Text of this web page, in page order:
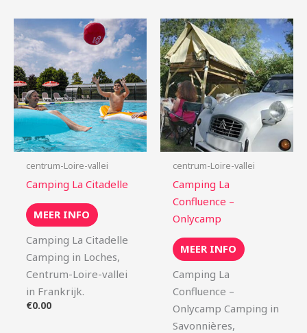
centrum-Loire-vallei
Camping La Citadelle
MEER INFO
Camping La Citadelle
Camping in Loches,
Centrum-Loire-vallei
in Frankrijk.
€0.00
centrum-Loire-vallei
Camping La
Confluence –
Onlycamp
MEER INFO
Camping La
Confluence –
Onlycamp Camping in
Savonnières,